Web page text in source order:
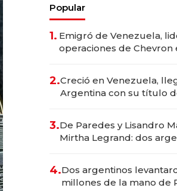
Popular
1. Emigró de Venezuela,
operaciones de Chevron
2.Creció en Venezuela,
Argentina con su título
marcas "fast premium"
3.De Paredes y Lisandro
Mirtha Legrand: dos
deportivo y el cuidado
4.Dos argentinos
millones de la mano de